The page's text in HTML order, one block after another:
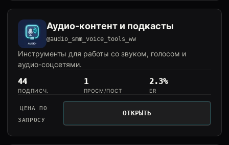
Аудио-контент и подкасты
@audio_smm_voice_tools_ww
Инструменты для работы со звуком, голосом и
аудио-соцсетями.
44
ПОДПИСЧ.
1
ПРОСМ/ПОСТ
2.3%
ER
ЦЕНА ПО
ЗАПРОСУ
ОТКРЫТЬ